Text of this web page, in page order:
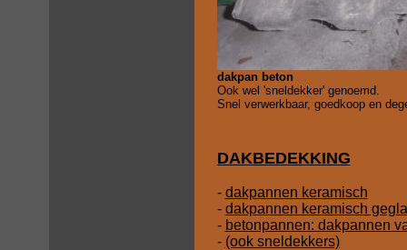
dakpan beton
Ook wel 'sneldekker' genoemd.
Snel verwerkbaar, goedkoop en
DAKBEDEKKING
- dakpannen keramisch
- dakpannen keramisch
- betonpannen: dakpannen
- (ook sneldekkers)